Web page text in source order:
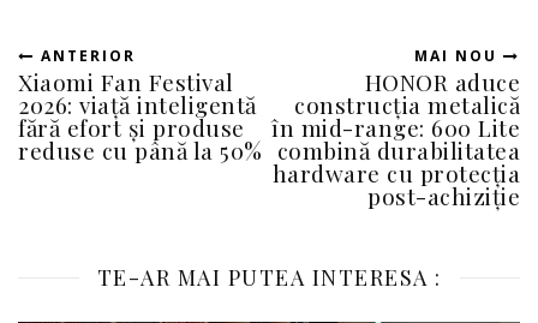
ANTERIOR
Xiaomi Fan Festival
2026: viață inteligentă
fără efort și produse
reduse cu până la 50%
MAI NOU
HONOR aduce
construcția metalică
în mid-range: 600 Lite
combină durabilitatea
hardware cu protecția
post-achiziție
TE-AR MAI PUTEA INTERESA :